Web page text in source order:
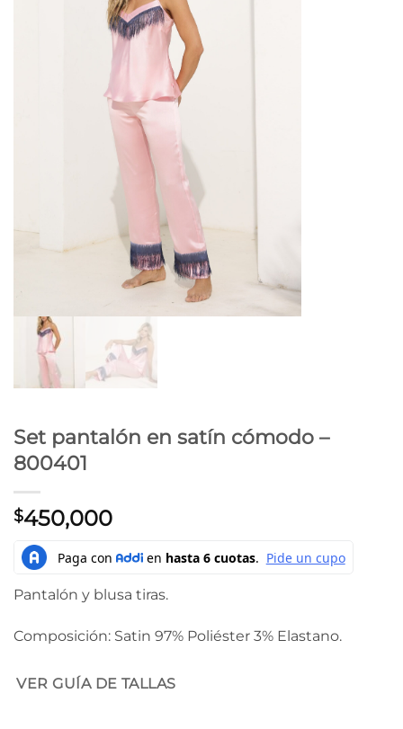
Set pantalón en satín cómodo –
800401
$450,000
Pantalón y blusa tiras.
Composición: Satin 97% Poliéster 3% Elastano.
VER GUÍA DE TALLAS